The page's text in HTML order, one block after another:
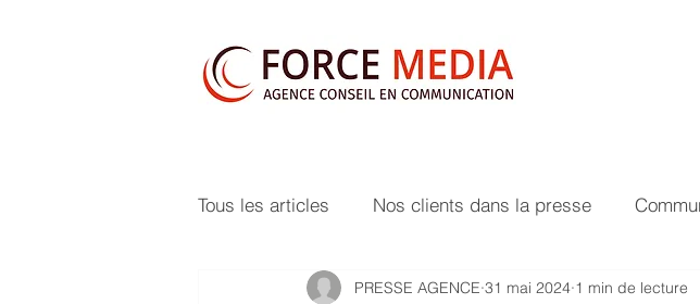
Tous les articles Nos clients dans la presse
PRESSE AGENCE 31 mai 2024 1 min de lecture